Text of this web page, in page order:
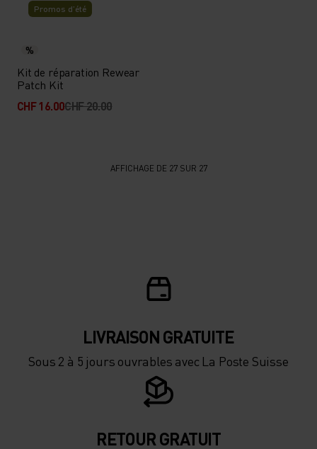
Promos d’été
%
Kit de réparation Rewear
Patch Kit
CHF 16.00CHF 20.00
AFFICHAGE DE 27 SUR 27
LIVRAISON GRATUITE
Sous 2 à 5 jours ouvrables avec La Poste Suisse
RETOUR GRATUIT